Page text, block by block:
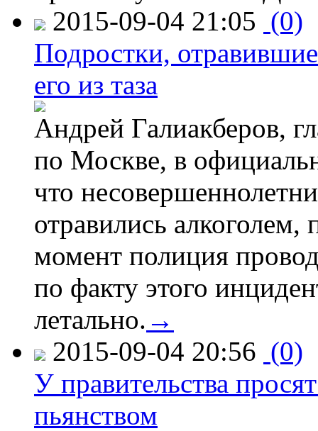
2015-09-04 21:05 (0)
Подростки,
его из таза
Андрей Галиакберов,
по Москве, в
что
отравились
момент полиция
по факту этого
летально. →
2015-09-04 20:56 (0)
У правительства
пьянством